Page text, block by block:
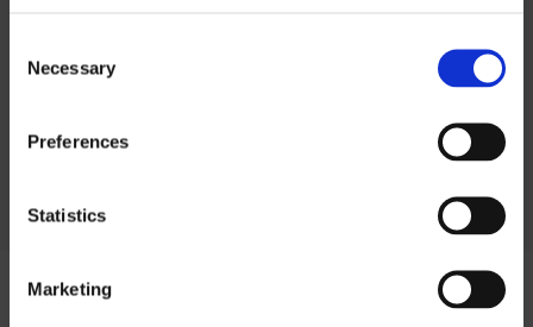
Selection
Necessary
Preferences
Statistics
Marketing
Si vous souhaitez télécharger nos listes
de prix, vous devez sélectionner la devise
prix. pour demander un mot de